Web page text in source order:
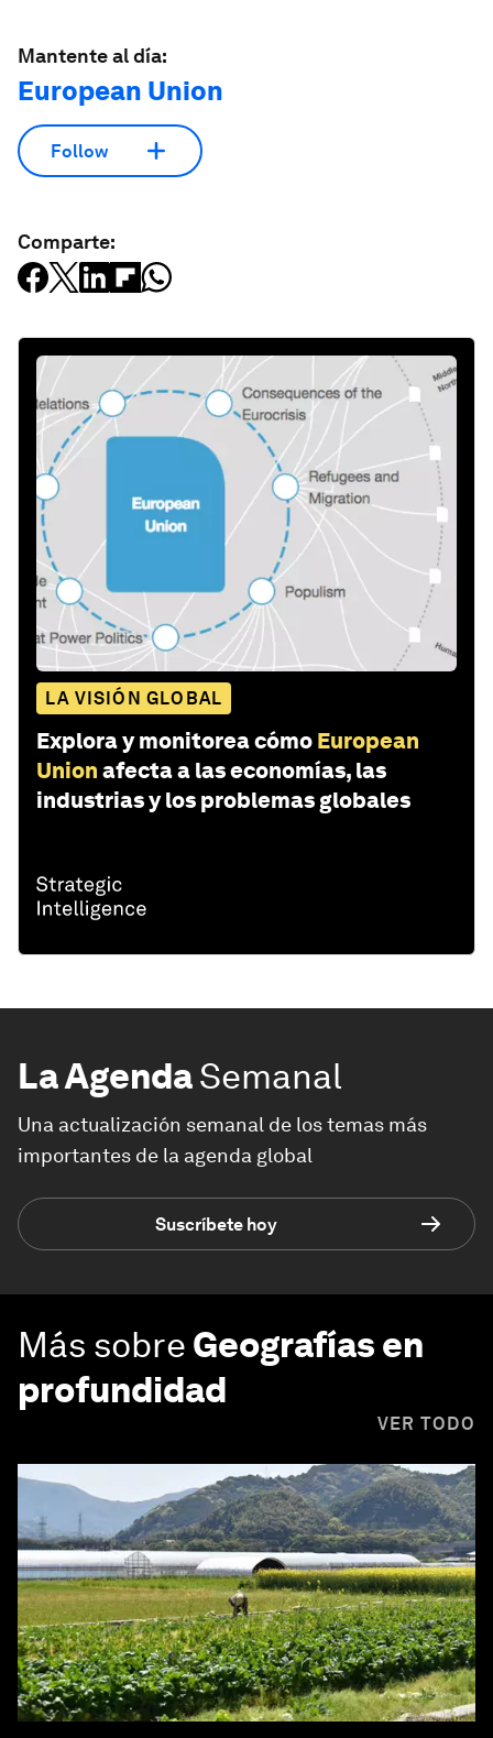
Mantente al día:
European Union
Follow
Comparte:
LA VISIÓN GLOBAL
Explora y monitorea cómo European
Union afecta a las economías, las
industrias y los problemas globales
La AgendaSemanal
Una actualización semanal de los temas más
importantes de la agenda global
Suscríbete hoy
Más sobre Geografías en
profundidad
VER TODO